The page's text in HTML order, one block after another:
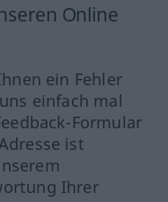
Online
ein Fehler
einfach mal
Formular
ist
Ihrer